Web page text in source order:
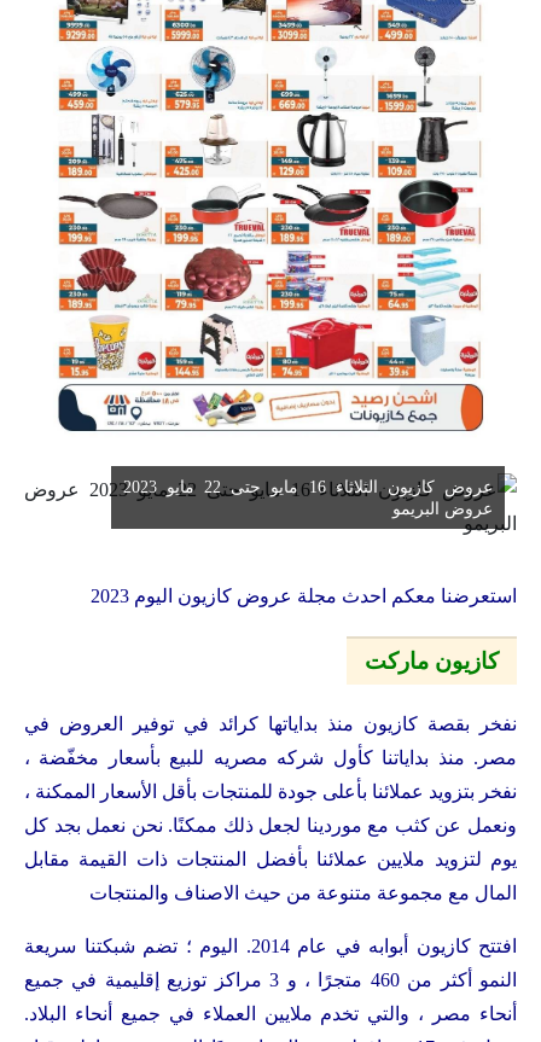
عروض كازيون الثلاثاء 16 مايو حتى 22 مايو 2023
عروض البريمو
استعرضنا معكم احدث مجلة عروض كازيون اليوم 2023
كازيون ماركت
نفخر بقصة كازيون منذ بداياتها كرائد في توفير العروض في
مصر. منذ بداياتنا كأول شركه مصريه للبيع بأسعار مخفّضة ،
نفخر بتزويد عملائنا بأعلى جودة للمنتجات بأقل الأسعار الممكنة ،
ونعمل عن كثب مع موردينا لجعل ذلك ممكنًا. نحن نعمل بجد كل
يوم لتزويد ملايين عملائنا بأفضل المنتجات ذات القيمة مقابل
المال مع مجموعة متنوعة من حيث الاصناف والمنتجات
افتتح كازيون أبوابه في عام 2014. اليوم ؛ تضم شبكتنا سريعة
النمو أكثر من 460 متجرًا ، و 3 مراكز توزيع إقليمية في جميع
أنحاء مصر ، والتي تخدم ملايين العملاء في جميع أنحاء البلاد.